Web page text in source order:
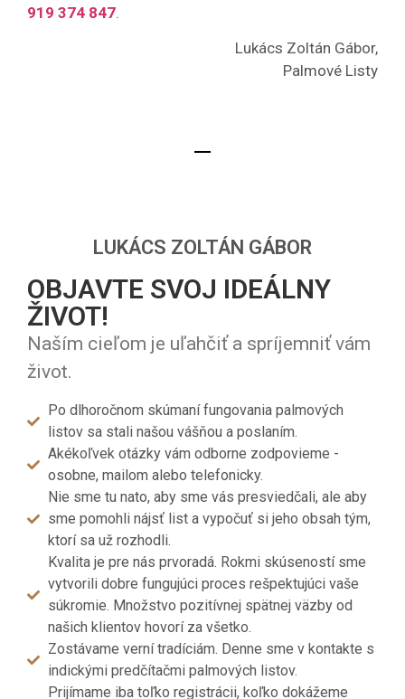
919 374 847.
Lukács Zoltán Gábor,
Palmové Listy
LUKÁCS ZOLTÁN GÁBOR
OBJAVTE SVOJ IDEÁLNY
ŽIVOT!
Naším cieľom je uľahčiť a spríjemniť vám
život.
Po dlhoročnom skúmaní fungovania palmových
listov sa stali našou vášňou a poslaním.
Akékoľvek otázky vám odborne zodpovieme -
osobne, mailom alebo telefonicky.
Nie sme tu nato, aby sme vás presviedčali, ale aby
sme pomohli nájsť list a vypočuť si jeho obsah tým,
ktorí sa už rozhodli.
Kvalita je pre nás prvoradá. Rokmi skúseností sme
vytvorili dobre fungujúci proces rešpektujúci vaše
súkromie. Množstvo pozitívnej spätnej väzby od
našich klientov hovorí za všetko.
Zostávame verní tradíciám. Denne sme v kontakte s
indickými predčítačmi palmových listov.
Prijímame iba toľko registrácii, koľko dokážeme